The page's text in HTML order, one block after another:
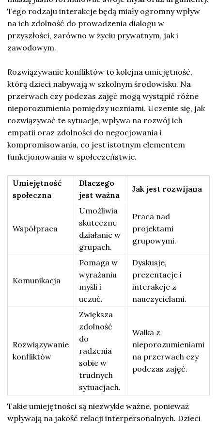
Tego rodzaju interakcje będą miały ogromny wpływ
na ich zdolność do prowadzenia dialogu w
przyszłości, zarówno w życiu prywatnym, jak i
zawodowym.
Rozwiązywanie konfliktów to kolejna umiejętność,
którą dzieci nabywają w szkolnym środowisku. Na
przerwach czy podczas zajęć mogą wystąpić różne
nieporozumienia pomiędzy uczniami. Uczenie się, jak
rozwiązywać te sytuacje, wpływa na rozwój ich
empatii oraz zdolności do negocjowania i
kompromisowania, co jest istotnym elementem
funkcjonowania w społeczeństwie.
Umiejętność
społeczna
Dlaczego
jest ważna
Jak jest rozwijana
Współpraca
Umożliwia
skuteczne
działanie w
grupach.
Praca nad
projektami
grupowymi.
Komunikacja
Pomaga w
wyrażaniu
myśli i
uczuć.
Dyskusje,
prezentacje i
interakcje z
nauczycielami.
Rozwiązywanie
konfliktów
Zwiększa
zdolność
do
radzenia
sobie w
trudnych
sytuacjach.
Walka z
nieporozumieniami
na przerwach czy
podczas zajęć.
Takie umiejętności są niezwykle ważne, ponieważ
wpływają na jakość relacji interpersonalnych. Dzieci